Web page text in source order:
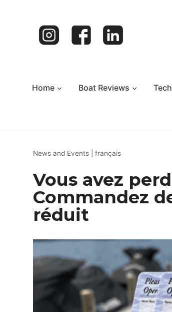
Home Boat Reviews Tech
News and Events français
Vous avez
Commandez
réduit